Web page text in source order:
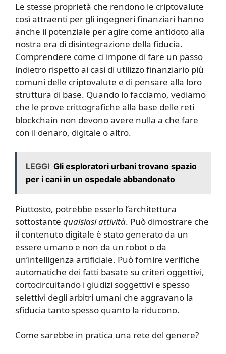
Le stesse proprietà che rendono le criptovalute
così attraenti per gli ingegneri finanziari hanno
anche il potenziale per agire come antidoto alla
nostra era di disintegrazione della fiducia.
Comprendere come ci impone di fare un passo
indietro rispetto ai casi di utilizzo finanziario più
comuni delle criptovalute e di pensare alla loro
struttura di base. Quando lo facciamo, vediamo
che le prove crittografiche alla base delle reti
blockchain non devono avere nulla a che fare
con il denaro, digitale o altro.
LEGGI Gli esploratori urbani trovano spazio
per i cani in un ospedale abbandonato
Piuttosto, potrebbe esserlo l’architettura
sottostante qualsiasi attività. Può dimostrare che
il contenuto digitale è stato generato da un
essere umano e non da un robot o da
un’intelligenza artificiale. Può fornire verifiche
automatiche dei fatti basate su criteri oggettivi,
cortocircuitando i giudizi soggettivi e spesso
selettivi degli arbitri umani che aggravano la
sfiducia tanto spesso quanto la riducono.
Come sarebbe in pratica una rete del genere?